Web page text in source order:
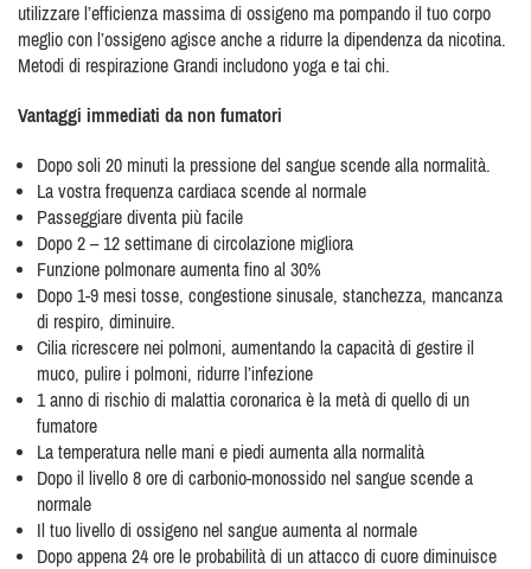
utilizzare l’efficienza massima di ossigeno ma pompando il tuo corpo
meglio con l’ossigeno agisce anche a ridurre la dipendenza da nicotina.
Metodi di respirazione Grandi includono yoga e tai chi.
Vantaggi immediati da non fumatori
Dopo soli 20 minuti la pressione del sangue scende alla normalità.
La vostra frequenza cardiaca scende al normale
Passeggiare diventa più facile
Dopo 2 – 12 settimane di circolazione migliora
Funzione polmonare aumenta fino al 30%
Dopo 1-9 mesi tosse, congestione sinusale, stanchezza, mancanza
di respiro, diminuire.
Cilia ricrescere nei polmoni, aumentando la capacità di gestire il
muco, pulire i polmoni, ridurre l’infezione
1 anno di rischio di malattia coronarica è la metà di quello di un
fumatore
La temperatura nelle mani e piedi aumenta alla normalità
Dopo il livello 8 ore di carbonio-monossido nel sangue scende a
normale
Il tuo livello di ossigeno nel sangue aumenta al normale
Dopo appena 24 ore le probabilità di un attacco di cuore diminuisce